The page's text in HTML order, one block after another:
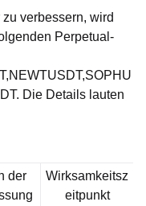
verbessern, wird
Perpetual-
Die Details lauten
der
Wirksamkeitsz
eitpunkt